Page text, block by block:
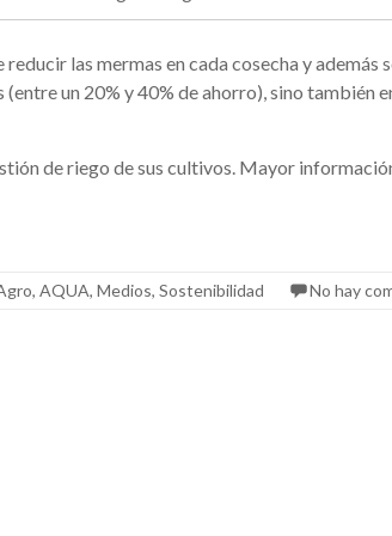
las mermas en cada cosecha y además
un 20% y 40% de ahorro), sino también
de riego de sus cultivos. Mayor
, AQUA, Medios, Sostenibilidad No hay